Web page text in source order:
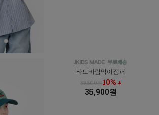
타드바람막이점퍼
39,800원 10% ↓
35,900원